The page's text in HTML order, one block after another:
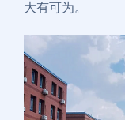
大有可为。